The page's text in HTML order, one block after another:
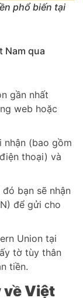
phổ biến tại
Nam qua
gần nhất
web hoặc
(bao gồm
thoại) và
bạn sẽ nhận
để gửi cho
Union tại
tờ tùy thân
tiền.
về Việt